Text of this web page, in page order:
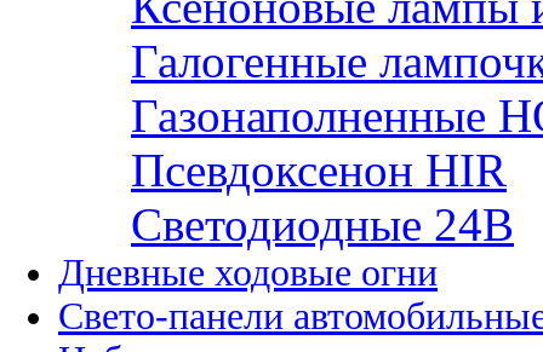
Галогенные
Газонаполненные
Псевдоксенон HIR
Cветодиодные 24B
Дневные ходовые огни
Свето-панели